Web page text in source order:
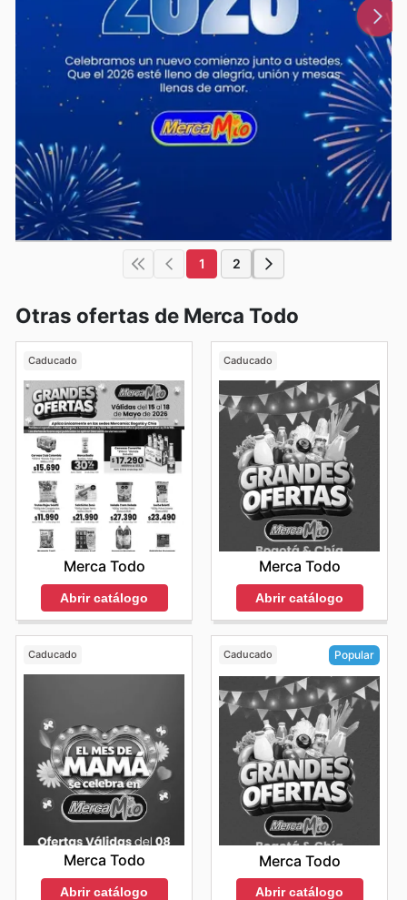
1 2
Otras ofertas de Merca Todo
Caducado
Merca Todo
Abrir catálogo
Caducado
Merca Todo
Abrir catálogo
Caducado
Merca Todo
Abrir catálogo
Caducado Popular
Merca Todo
Abrir catálogo